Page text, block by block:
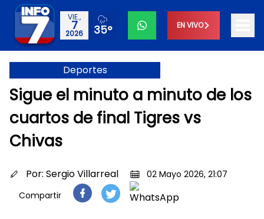
VIE.,
7
2026 35° EN VIVO
Deportes
Sigue el minuto a minuto de los
cuartos de final Tigres vs
Chivas
Por: Sergio Villarreal
02 Mayo 2026, 21:07
Compartir